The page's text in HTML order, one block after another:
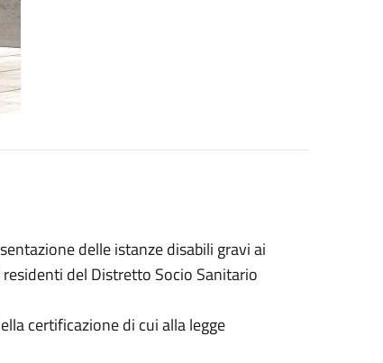
delle istanze disabili gravi ai
del Distretto Socio Sanitario
certificazione di cui alla legge